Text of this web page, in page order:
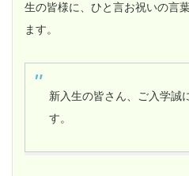
生の皆様に、ひと言お祝いの言
ます。
新入生の皆さん、ご入学誠
す。